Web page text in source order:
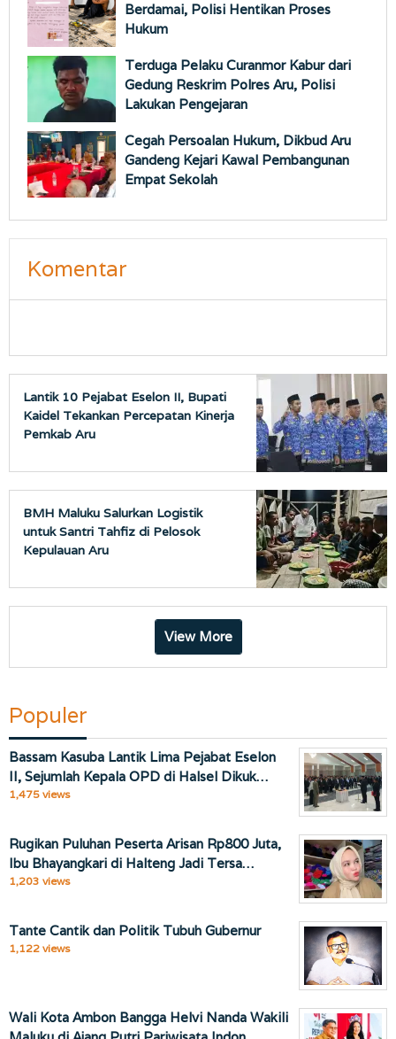
Berdamai, Polisi Hentikan Proses
Hukum
Terduga Pelaku Curanmor Kabur dari
Gedung Reskrim Polres Aru, Polisi
Lakukan Pengejaran
Cegah Persoalan Hukum, Dikbud Aru
Gandeng Kejari Kawal Pembangunan
Empat Sekolah
Komentar
Lantik 10 Pejabat Eselon II, Bupati
Kaidel Tekankan Percepatan Kinerja
Pemkab Aru
BMH Maluku Salurkan Logistik
untuk Santri Tahfiz di Pelosok
Kepulauan Aru
View More
Populer
Bassam Kasuba Lantik Lima Pejabat Eselon
II, Sejumlah Kepala OPD di Halsel Dikuk…
1,475 views
Rugikan Puluhan Peserta Arisan Rp800 Juta,
Ibu Bhayangkari di Halteng Jadi Tersa…
1,203 views
Tante Cantik dan Politik Tubuh Gubernur
1,122 views
Wali Kota Ambon Bangga Helvi Nanda Wakili